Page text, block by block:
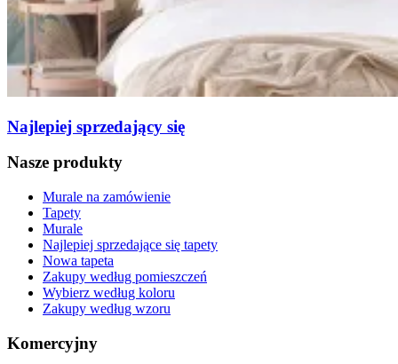
Najlepiej sprzedający się
Nasze produkty
Murale na zamówienie
Tapety
Murale
Najlepiej sprzedające się tapety
Nowa tapeta
Zakupy według pomieszczeń
Wybierz według koloru
Zakupy według wzoru
Komercyjny